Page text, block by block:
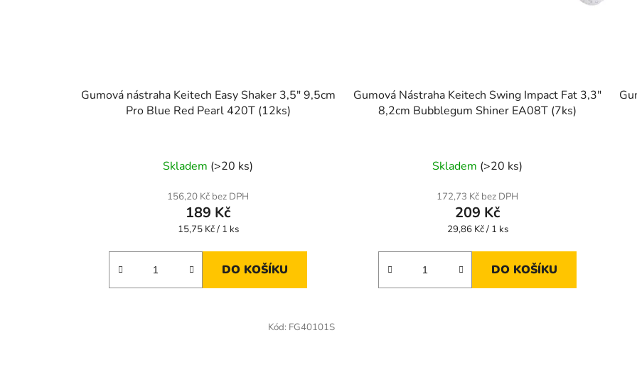
Gumová nástraha Keitech Easy Shaker 3,5" 9,5cm
Pro Blue Red Pearl 420T (12ks)
Skladem (>20 ks)
156,20 Kč bez DPH
189 Kč
Měrná
15,75 Kč / 1 ks
DO KOŠÍKU
Gumová Nástraha Keitech Swing Impact Fat 3,3"
8,2cm Bubblegum Shiner EA08T (7ks)
Skladem (>20 ks)
172,73 Kč bez DPH
209 Kč
Měrná
29,86 Kč / 1 ks
DO KOŠÍKU
Kód: FG40101S